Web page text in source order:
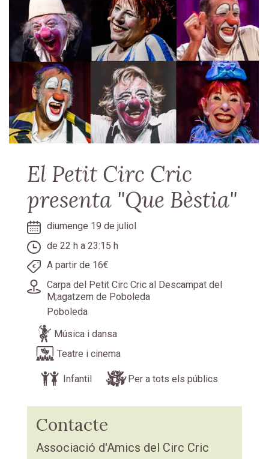
El Petit Circ Cric
presenta "Que Bèstia"
diumenge 19 de juliol
de 22 h a 23:15 h
A partir de 16€
Carpa del Petit Circ Cric al Descampat del
M;agatzem de Poboleda
Poboleda
Música i dansa
Teatre i cinema
Infantil Per a tots els públics
Contacte
Associació d'Amics del Circ Cric